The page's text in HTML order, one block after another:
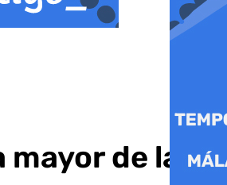
mayor de las